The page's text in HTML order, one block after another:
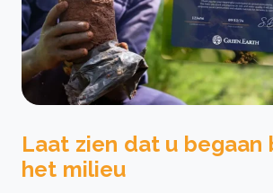
Laat zien dat u begaan
het milieu